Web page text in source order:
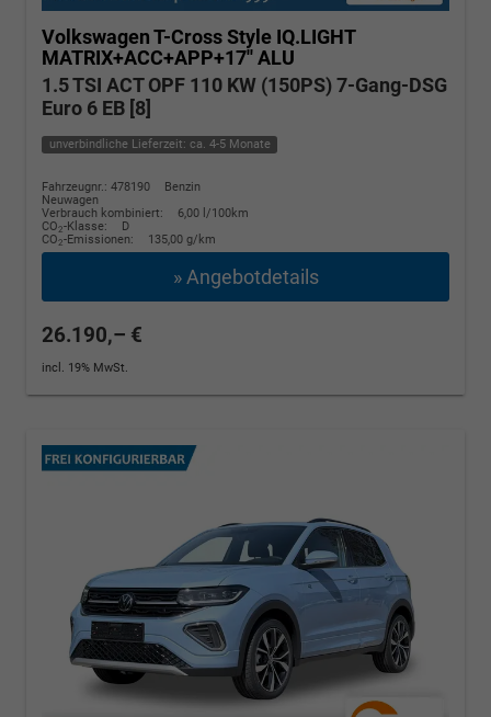
Volkswagen T-CrossStyle IQ.LIGHT
MATRIX+ACC+APP+17'' ALU
1.5 TSI ACT OPF 110 KW (150PS) 7-Gang-DSG
Euro 6 EB [8]
unverbindliche Lieferzeit: ca. 4-5 Monate
Fahrzeugnr.: 478190
Benzin
Neuwagen
Verbrauch kombiniert:
6,00 l/100km
CO2-Klasse:
D
CO2-Emissionen: 135,00 g/km
» Angebotdetails
26.190,– €
incl. 19% MwSt.